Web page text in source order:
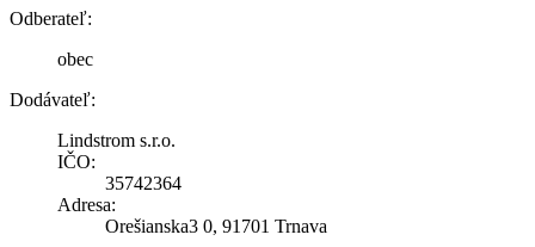
Odberateľ:
obec
Dodávateľ:
Lindstrom s.r.o.
IČO:
35742364
Adresa:
Orešianska3 0, 91701 Trnava